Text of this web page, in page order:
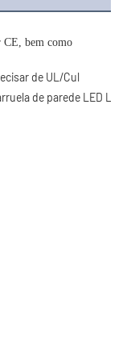
CE, bem como
de UL/Cul